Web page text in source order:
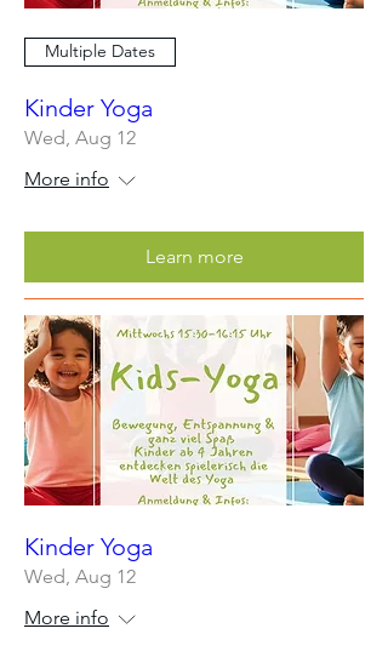
Multiple Dates
Kinder Yoga
Wed, Aug 12
More info
Learn more
Kinder Yoga
Wed, Aug 12
More info